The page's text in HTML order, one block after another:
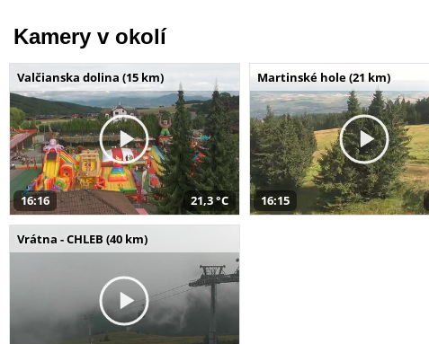
Kamery v okolí
Valčianska dolina (15 km)
16:16 21,3 °C
Martinské hole (21 km)
16:15
Vrátna - CHLEB (40 km)